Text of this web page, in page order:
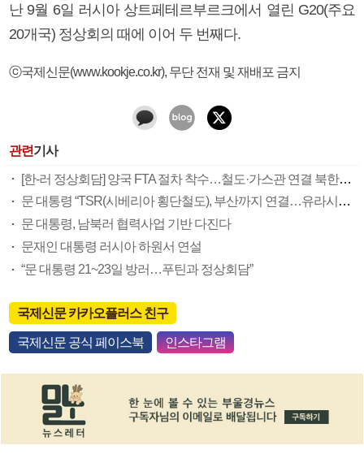
난 9월 6일 러시아 상트페테르부르크에서 열린 G20(주요
20개국) 정상회의 때에 이어 두 번째다.
ⓒ국제신문(www.kookje.co.kr), 무단 전재 및 재배포 금지
관련기사
[한-러 정상회담] 양국 FTA 절차 착수…철도·가스관 연결 북한과 3각협의
문 대통령 “TSR(시베리아 횡단철도), 부산까지 연결…유라시아 공동번영 기대”
문 대통령, 남북러 협력사업 기반 다진다
문재인 대통령 러시아 하원서 연설
“문 대통령 21~23일 방러…푸틴과 정상회담”
국제신문 카카오플러스 친구
국제신문 공식 페이스북 인스타그램